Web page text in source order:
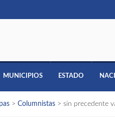
MUNICIPIOS ESTADO
> Columnistas > sin precedente